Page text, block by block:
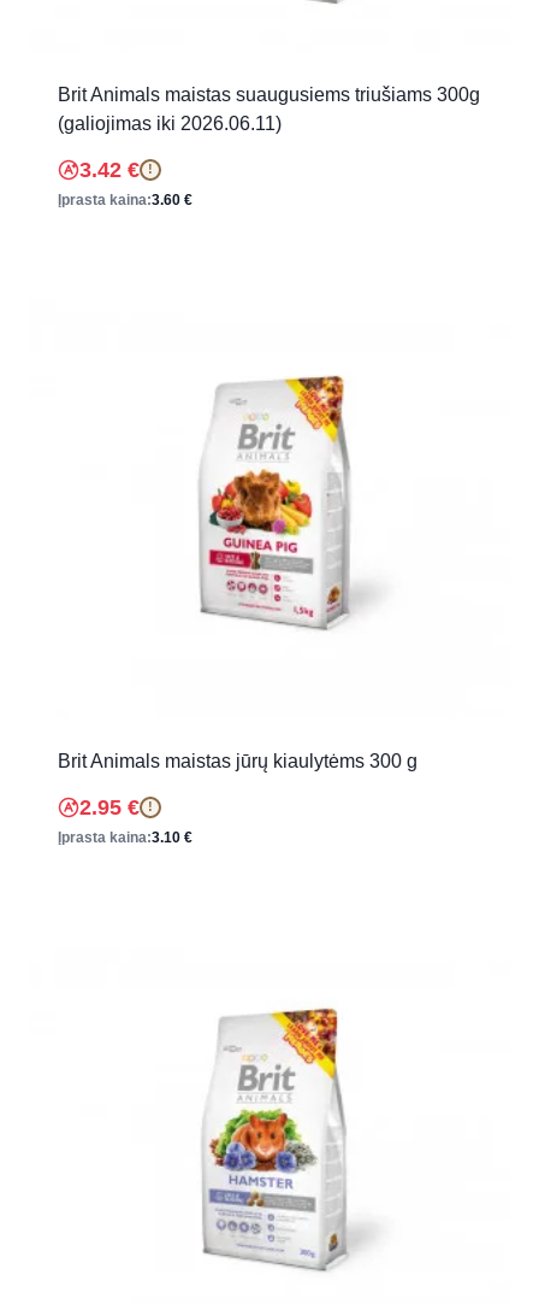
Brit Animals maistas suaugusiems triušiams 300g
(galiojimas iki 2026.06.11)
3.42 € !
Įprasta kaina:3.60 €
Brit Animals maistas jūrų kiaulytėms 300 g
2.95 € !
Įprasta kaina:3.10 €